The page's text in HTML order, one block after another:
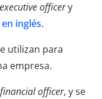
officery
inglés.
utilizan para
empresa.
officer, y se